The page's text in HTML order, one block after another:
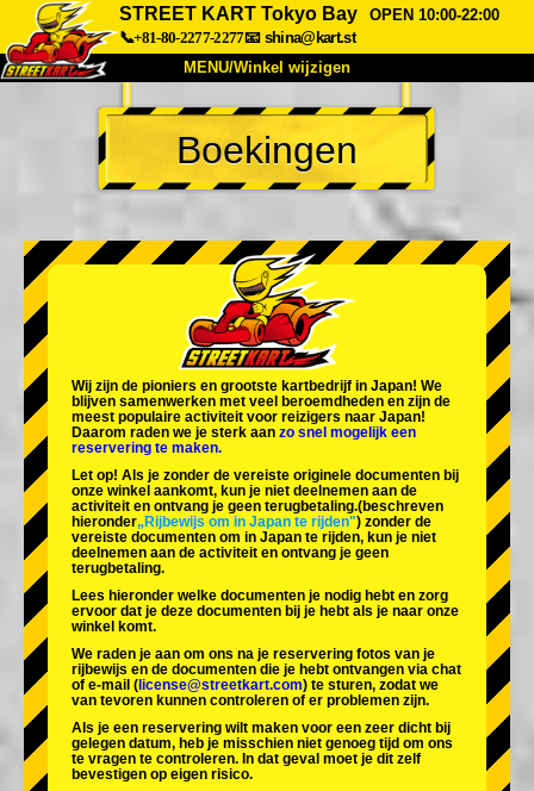
STREET KART Tokyo Bay
OPEN 10:00-22:00
📞+81-80-2277-2277📧 shina@kart.st
MENU/Winkel wijzigen
TOP
Over Specificaties Prijzen
Bedrijf Boekingen
Winkel wijzigen
Tokyo Shinagawa Tokyo Akihabara#1
Tokyo Akihabara#2
Tokyo Shibuya Annex Tokyo Bay
Tokyo Asakusa Osaka
Okinawa
Boekingen
Wij zijn de pioniers en grootste kartbedrijf in Japan! We
blijven samenwerken met veel beroemdheden en zijn de
meest populaire activiteit voor reizigers naar Japan!
Daarom raden we je sterk aan zo snel mogelijk een
reservering te maken.
Let op! Als je zonder de vereiste originele documenten bij
onze winkel aankomt, kun je niet deelnemen aan de
activiteit en ontvang je geen terugbetaling.(beschreven
hieronder„Rijbewijs om in Japan te rijden") zonder de
vereiste documenten om in Japan te rijden, kun je niet
deelnemen aan de activiteit en ontvang je geen
terugbetaling.
Lees hieronder welke documenten je nodig hebt en zorg
ervoor dat je deze documenten bij je hebt als je naar onze
winkel komt.
We raden je aan om ons na je reservering fotos van je
rijbewijs en de documenten die je hebt ontvangen via chat
of e-mail ( license@streetkart.com) te sturen, zodat we
van tevoren kunnen controleren of er problemen zijn.
Als je een reservering wilt maken voor een zeer dicht bij
gelegen datum, heb je misschien niet genoeg tijd om ons
te vragen te controleren. In dat geval moet je dit zelf
bevestigen op eigen risico.